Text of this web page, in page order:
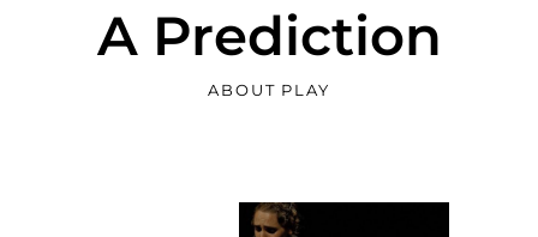
A Prediction
ABOUT PLAY